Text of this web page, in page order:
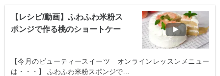
【レシピ/動画】ふわふわ米粉ス
ポンジで作る桃のショートケー
【今月のビューティースイーツ オンラインレッスンメニュー
は・・・】 ふわふわ米粉スポンジで…